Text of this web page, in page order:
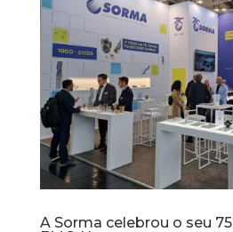
A Sorma celebrou o seu